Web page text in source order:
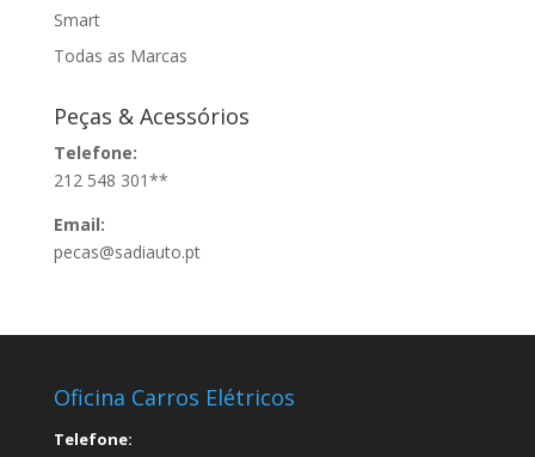
Smart
Todas as Marcas
Peças & Acessórios
Telefone:
212 548 301**
Email:
pecas@sadiauto.pt
Oficina Carros Elétricos
Telefone: